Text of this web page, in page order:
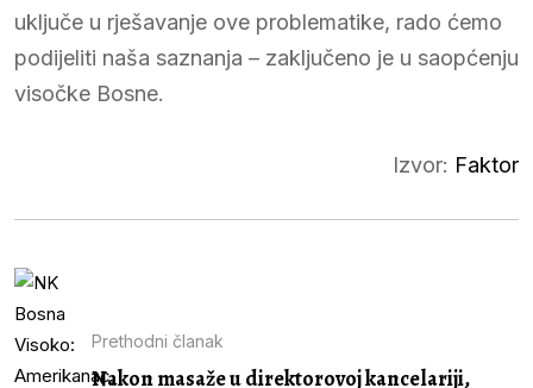
uključe u rješavanje ove problematike, rado ćemo
podijeliti naša saznanja – zaključeno je u saopćenju
visočke Bosne.
Izvor: Faktor
Prethodni članak
Nakon masaže u direktorovoj kancelariji,